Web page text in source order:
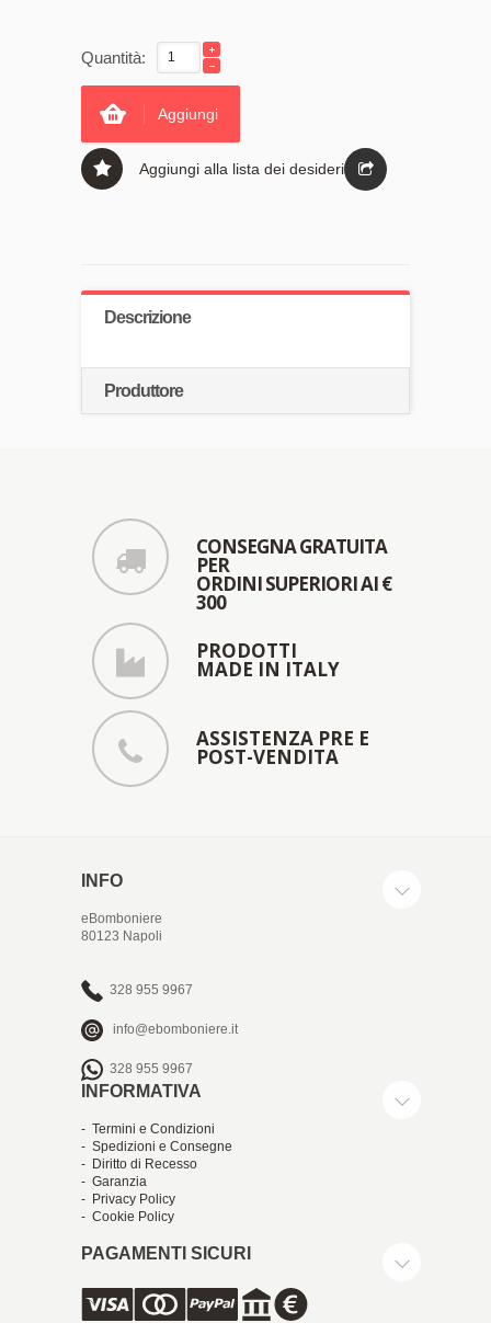
Quantità:
Aggiungi
Aggiungi alla lista dei desideri
Descrizione
Produttore
CONSEGNA GRATUITA
PER
ORDINI SUPERIORI AI €
300
PRODOTTI
MADE IN ITALY
ASSISTENZA PRE E
POST-VENDITA
INFO
eBomboniere
80123 Napoli
328 955 9967
info@ebomboniere.it
328 955 9967
INFORMATIVA
- Termini e Condizioni
- Spedizioni e Consegne
- Diritto di Recesso
- Garanzia
- Privacy Policy
- Cookie Policy
PAGAMENTI SICURI